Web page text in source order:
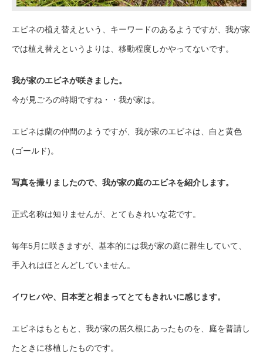
エビネの植え替えという、キーワードのあるようですが、我が家
では植え替えというよりは、移動程度しかやってないです。
我が家のエビネが咲きました。
今が見ごろの時期ですね・・我が家は。
エビネは蘭の仲間のようですが、我が家のエビネは、白と黄色
(ゴールド)。
写真を撮りましたので、我が家の庭のエビネを紹介します。
正式名称は知りませんが、とてもきれいな花です。
毎年5月に咲きますが、基本的には我が家の庭に群生していて、
手入れはほとんどしていません。
イワヒバや、日本芝と相まってとてもきれいに感じます。
エビネはもともと、我が家の居久根にあったものを、庭を普請し
たときに移植したものです。